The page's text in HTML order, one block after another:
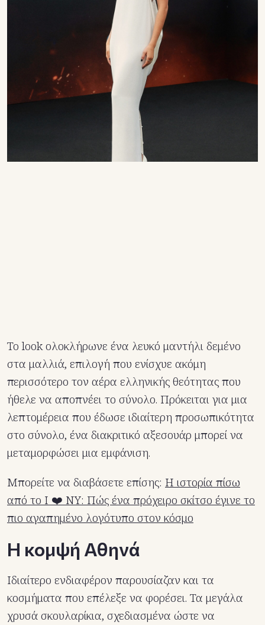
Το look ολοκλήρωνε ένα λευκό μαντήλι δεμένο
στα μαλλιά, επιλογή που ενίσχυε ακόμη
περισσότερο τον αέρα ελληνικής θεότητας που
ήθελε να αποπνέει το σύνολο. Πρόκειται για μια
λεπτομέρεια που έδωσε ιδιαίτερη προσωπικότητα
στο σύνολο, ένα διακριτικό αξεσουάρ μπορεί να
μεταμορφώσει μια εμφάνιση.
Μπορείτε να διαβάσετε επίσης: Η ιστορία πίσω
από το I ❤️ NY: Πώς ένα πρόχειρο σκίτσο έγινε το
πιο αγαπημένο λογότυπο στον κόσμο
Η κομψή Αθηνά
Ιδιαίτερο ενδιαφέρον παρουσίαζαν και τα
κοσμήματα που επέλεξε να φορέσει. Τα μεγάλα
χρυσά σκουλαρίκια, σχεδιασμένα ώστε να